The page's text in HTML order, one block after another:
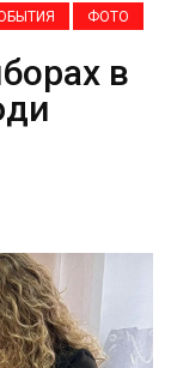
ФОТО
в